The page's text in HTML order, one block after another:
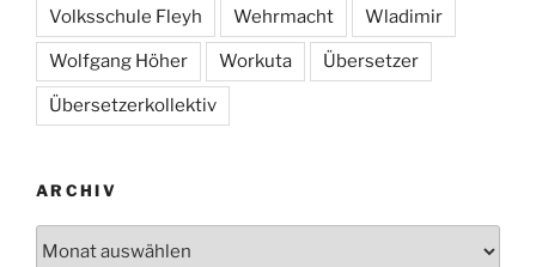
Volksschule Fleyh Wehrmacht Wladimir
Wolfgang Höher Workuta Übersetzer
Übersetzerkollektiv
ARCHIV